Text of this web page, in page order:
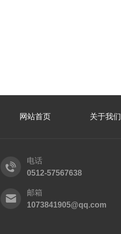
网站首页 关于我们
电话
0512-57567638
邮箱
1073841905@qq.com